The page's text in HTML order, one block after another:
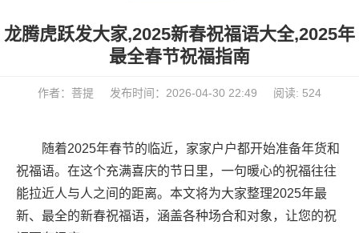
龙腾虎跃发大家,2025新春祝福语大全,2025年
最全春节祝福指南
作者：菩提 发布时间：2026-04-30 22:49 阅读: 524
随着2025年春节的临近，家家户户都开始准备年货和
祝福语。在这个充满喜庆的节日里，一句暖心的祝福往往
能拉近人与人之间的距离。本文将为大家整理2025年最
新、最全的新春祝福语，涵盖各种场合和对象，让您的祝